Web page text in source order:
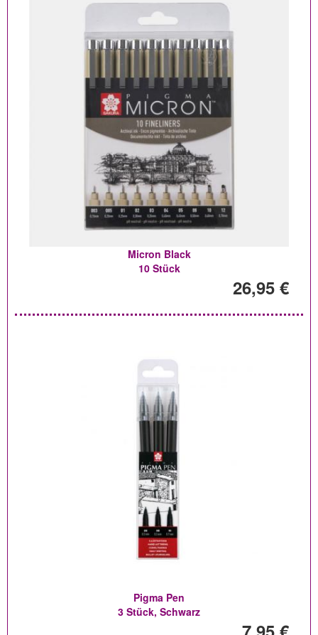
Micron Black
10 Stück
26,95 €
Pigma Pen
3 Stück, Schwarz